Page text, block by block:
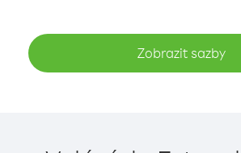
Zobrazit sazby